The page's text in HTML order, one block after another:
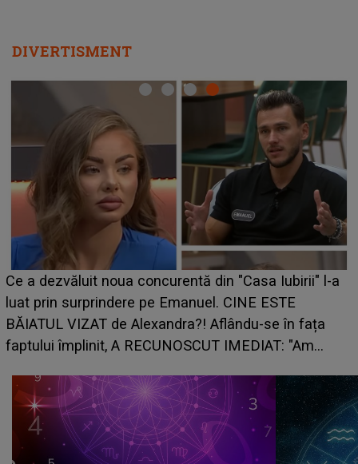
DIVERTISMENT
Ce a dezvăluit noua concurentă din "Casa Iubirii" l-a
luat prin surprindere pe Emanuel. CINE ESTE
BĂIATUL VIZAT de Alexandra?! Aflându-se în fața
faptului împlinit, A RECUNOSCUT IMEDIAT: "Am